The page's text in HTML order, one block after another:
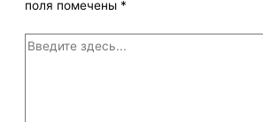
поля помечены *
Введите